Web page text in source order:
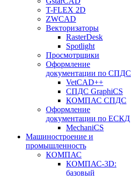
T-FLEX 2D
ZWCAD
Векторизаторы
RasterDesk
Spotlight
Просмотрщики
Оформление
документации по СПДС
VetCAD++
СПДС GraphiCS
КОМПАС СПДС
Оформление
документации по ЕСКД
MechaniCS
Машиностроение и
промышленность
КОМПАС
КОМПАС-3D:
базовый